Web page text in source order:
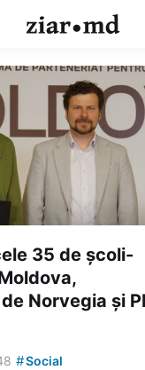
35 de școli-
Norvegia și
#Social